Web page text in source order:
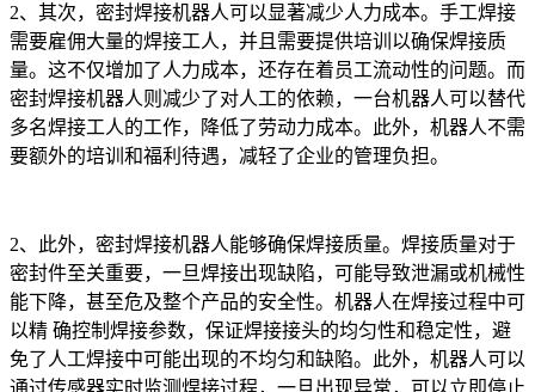
2、其次，密封焊接机器人可以显著减少人力成本。手工焊接
需要雇佣大量的焊接工人，并且需要提供培训以确保焊接质
量。这不仅增加了人力成本，还存在着员工流动性的问题。而
密封焊接机器人则减少了对人工的依赖，一台机器人可以替代
多名焊接工人的工作，降低了劳动力成本。此外，机器人不需
要额外的培训和福利待遇，减轻了企业的管理负担。
2、此外，密封焊接机器人能够确保焊接质量。焊接质量对于
密封件至关重要，一旦焊接出现缺陷，可能导致泄漏或机械性
能下降，甚至危及整个产品的安全性。机器人在焊接过程中可
以精 确控制焊接参数，保证焊接接头的均匀性和稳定性，避
免了人工焊接中可能出现的不均匀和缺陷。此外，机器人可以
通过传感器实时监测焊接过程，一旦出现异常，可以立即停止